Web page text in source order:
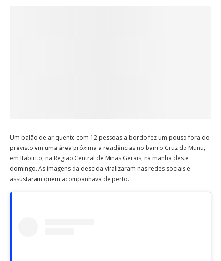
Um balão de ar quente com 12 pessoas a bordo fez um pouso fora do
previsto em uma área próxima a residências no bairro Cruz do Munu,
em Itabirito, na Região Central de Minas Gerais, na manhã deste
domingo. As imagens da descida viralizaram nas redes sociais e
assustaram quem acompanhava de perto.